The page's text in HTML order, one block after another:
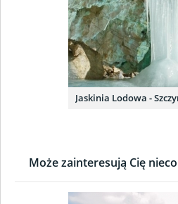
Jaskinia Lodowa -
Może zainteresują Cię